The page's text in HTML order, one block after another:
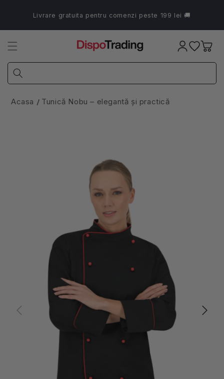
conținutLivrare gratuita pentru comenzi peste 199 lei 🚚
Coș
Acasa Tunică Nobu – elegantă și practică